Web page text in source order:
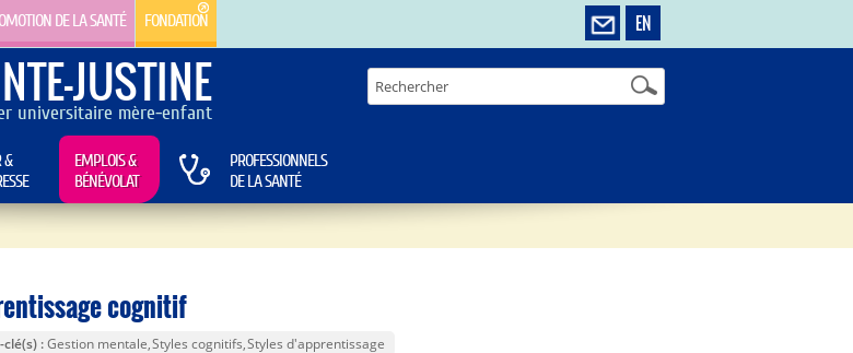
EN
DE LA SANTÉ FONDATION
JUSTINE
universitaire mère-enfant
&
EMPLOIS &
BÉNÉVOLAT
PROFESSIONNELS
DE LA SANTÉ
cognitif
clé(s) Gestion mentale Styles cognitifs Styles d'apprentissage